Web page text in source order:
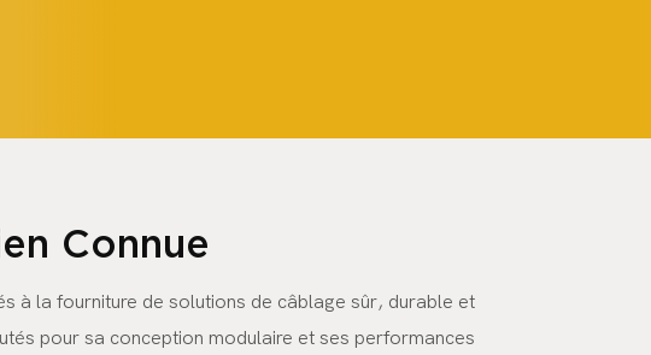
Connue
à la fourniture de solutions de câblage sûr, durable et
pour sa conception modulaire et ses performances